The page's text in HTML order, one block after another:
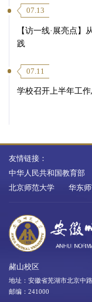
07.13
【访一线·展亮点】
践
07.11
学校召开上半年工
友情链接：
中华人民共和国教育部
北京师范大学
华东
赭山校区
地址：安徽省芜湖市北京中
邮编：241000